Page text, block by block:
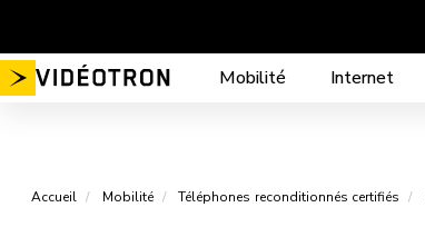
contenu
Mobilité Internet
Accueil Mobilité Téléphones reconditionnés certifiés